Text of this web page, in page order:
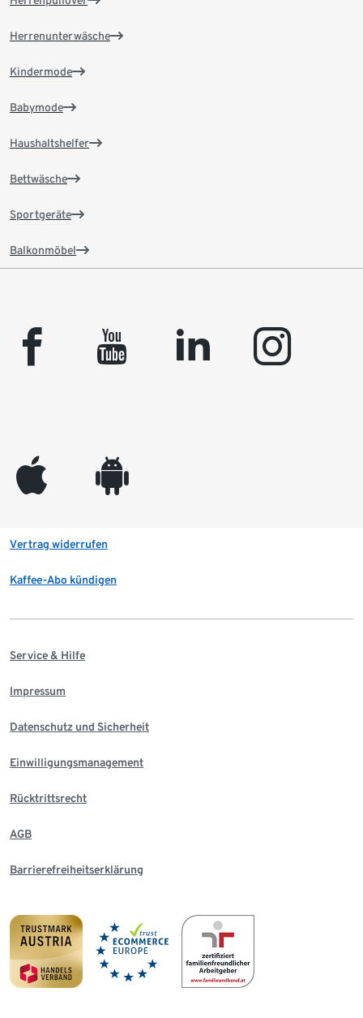
Herrenunterwäsche
Kindermode
Babymode
Haushaltshelfer
Bettwäsche
Sportgeräte
Balkonmöbel
facebook youtube linkedin instagram
appleinc android
Vertrag widerrufen
Kaffee-Abo kündigen
Service & Hilfe
Impressum
Datenschutz und Sicherheit
Einwilligungsmanagement
Rücktrittsrecht
AGB
Barrierefreiheitserklärung